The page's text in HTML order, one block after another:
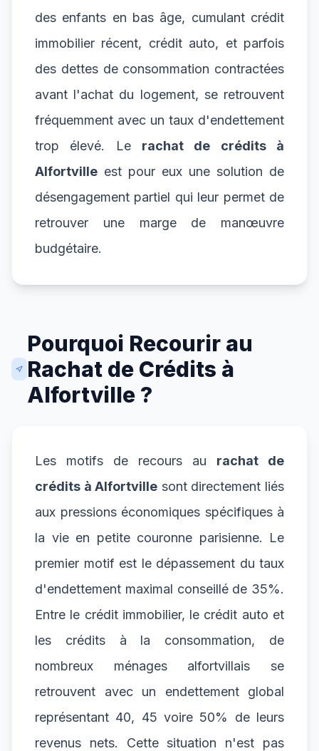
des enfants en bas âge, cumulant crédit
immobilier récent, crédit auto, et parfois
des dettes de consommation contractées
avant l'achat du logement, se retrouvent
fréquemment avec un taux d'endettement
trop élevé. Le rachat de crédits à
Alfortville est pour eux une solution de
désengagement partiel qui leur permet de
retrouver une marge de manœuvre
budgétaire.
Pourquoi Recourir au
Rachat de Crédits à
Alfortville ?
Les motifs de recours au rachat de
crédits à Alfortville sont directement liés
aux pressions économiques spécifiques à
la vie en petite couronne parisienne. Le
premier motif est le dépassement du taux
d'endettement maximal conseillé de 35%.
Entre le crédit immobilier, le crédit auto et
les crédits à la consommation, de
nombreux ménages alfortvillais se
retrouvent avec un endettement global
représentant 40, 45 voire 50% de leurs
revenus nets. Cette situation n'est pas